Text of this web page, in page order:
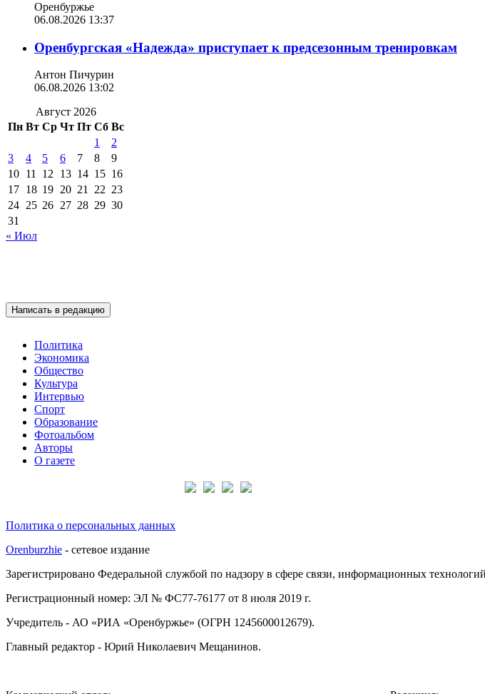
Оренбуржье
06.08.2026 13:37
Оренбургская «Надежда» приступает к предсезонным тренировкам
Антон Пичурин
06.08.2026 13:02
Август 2026
Пн Вт Ср Чт Пт Сб Вс
1
2
3
4 5 6 7 8
9
10 11 12 13 14 15 16
17 18 19 20 21 22 23
24 25 26 27 28 29 30
31
« Июл
Написать в редакцию
Политика
Экономика
Общество
Культура
Интервью
Спорт
Образование
Фотоальбом
Авторы
О газете
Политика о персональных данных
Orenburzhie - сетевое издание
Зарегистрировано Федеральной службой по надзору в сфере связи, информационных
Регистрационный номер: ЭЛ № ФС77-76177 от 8 июля 2019 г.
Учредитель - АО «РИА «Оренбуржье» (ОГРН 1245600012679).
Главный редактор - Юрий Николаевич Мещанинов.